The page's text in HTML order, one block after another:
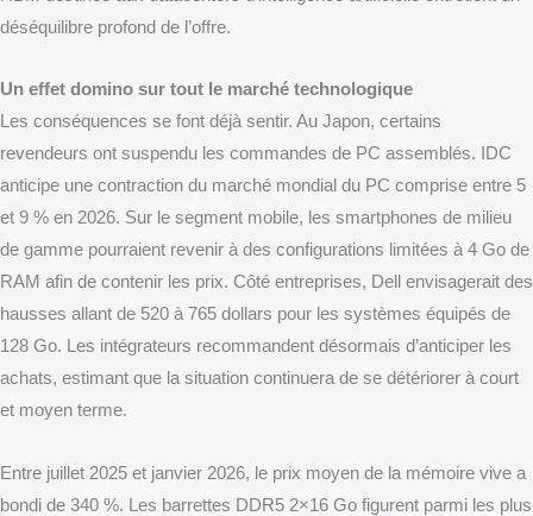
déséquilibre profond de l’offre.
Un effet domino sur tout le marché technologique
Les conséquences se font déjà sentir. Au Japon, certains
revendeurs ont suspendu les commandes de PC assemblés. IDC
anticipe une contraction du marché mondial du PC comprise entre 5
et 9 % en 2026. Sur le segment mobile, les smartphones de milieu
de gamme pourraient revenir à des configurations limitées à 4 Go de
RAM afin de contenir les prix. Côté entreprises, Dell envisagerait des
hausses allant de 520 à 765 dollars pour les systèmes équipés de
128 Go. Les intégrateurs recommandent désormais d’anticiper les
achats, estimant que la situation continuera de se détériorer à court
et moyen terme.
Entre juillet 2025 et janvier 2026, le prix moyen de la mémoire vive a
bondi de 340 %. Les barrettes DDR5 2×16 Go figurent parmi les plus